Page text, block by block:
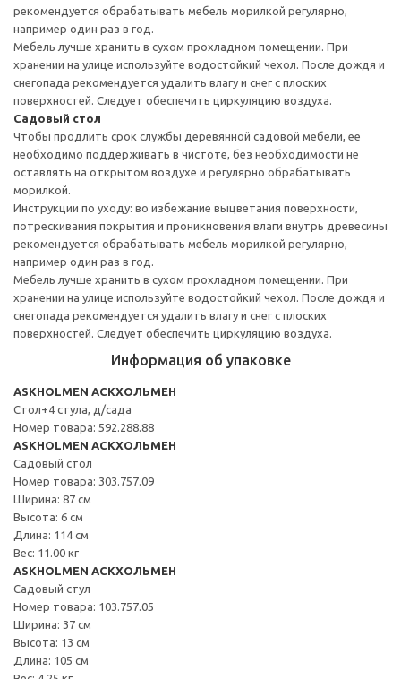
рекомендуется обрабатывать мебель морилкой регулярно,
например один раз в год.
Мебель лучше хранить в сухом прохладном помещении. При
хранении на улице используйте водостойкий чехол. После дождя и
снегопада рекомендуется удалить влагу и снег с плоских
поверхностей. Следует обеспечить циркуляцию воздуха.
Садовый стол
Чтобы продлить срок службы деревянной садовой мебели, ее
необходимо поддерживать в чистоте, без необходимости не
оставлять на открытом воздухе и регулярно обрабатывать
морилкой.
Инструкции по уходу: во избежание выцветания поверхности,
потрескивания покрытия и проникновения влаги внутрь древесины
рекомендуется обрабатывать мебель морилкой регулярно,
например один раз в год.
Мебель лучше хранить в сухом прохладном помещении. При
хранении на улице используйте водостойкий чехол. После дождя и
снегопада рекомендуется удалить влагу и снег с плоских
поверхностей. Следует обеспечить циркуляцию воздуха.
Информация об упаковке
ASKHOLMEN АСКХОЛЬМЕН
Стол+4 стула, д/сада
Номер товара: 592.288.88
ASKHOLMEN АСКХОЛЬМЕН
Садовый стол
Номер товара: 303.757.09
Ширина: 87 см
Высота: 6 см
Длина: 114 см
Вес: 11.00 кг
ASKHOLMEN АСКХОЛЬМЕН
Садовый стул
Номер товара: 103.757.05
Ширина: 37 см
Высота: 13 см
Длина: 105 см